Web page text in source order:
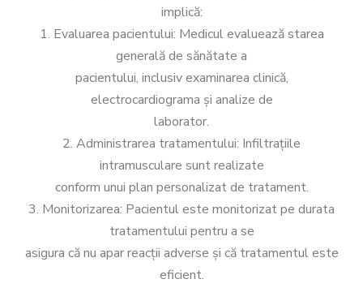
implică:
1. Evaluarea pacientului: Medicul evaluează starea
generală de sănătate a
pacientului, inclusiv examinarea clinică,
electrocardiograma și analize de
laborator.
2. Administrarea tratamentului: Infiltrațiile
intramusculare sunt realizate
conform unui plan personalizat de tratament.
3. Monitorizarea: Pacientul este monitorizat pe durata
tratamentului pentru a se
asigura că nu apar reacții adverse și că tratamentul este
eficient.